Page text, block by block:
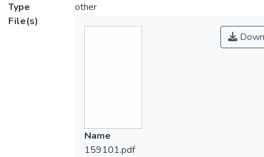
Type
other
File(s)
Name
159101.pdf